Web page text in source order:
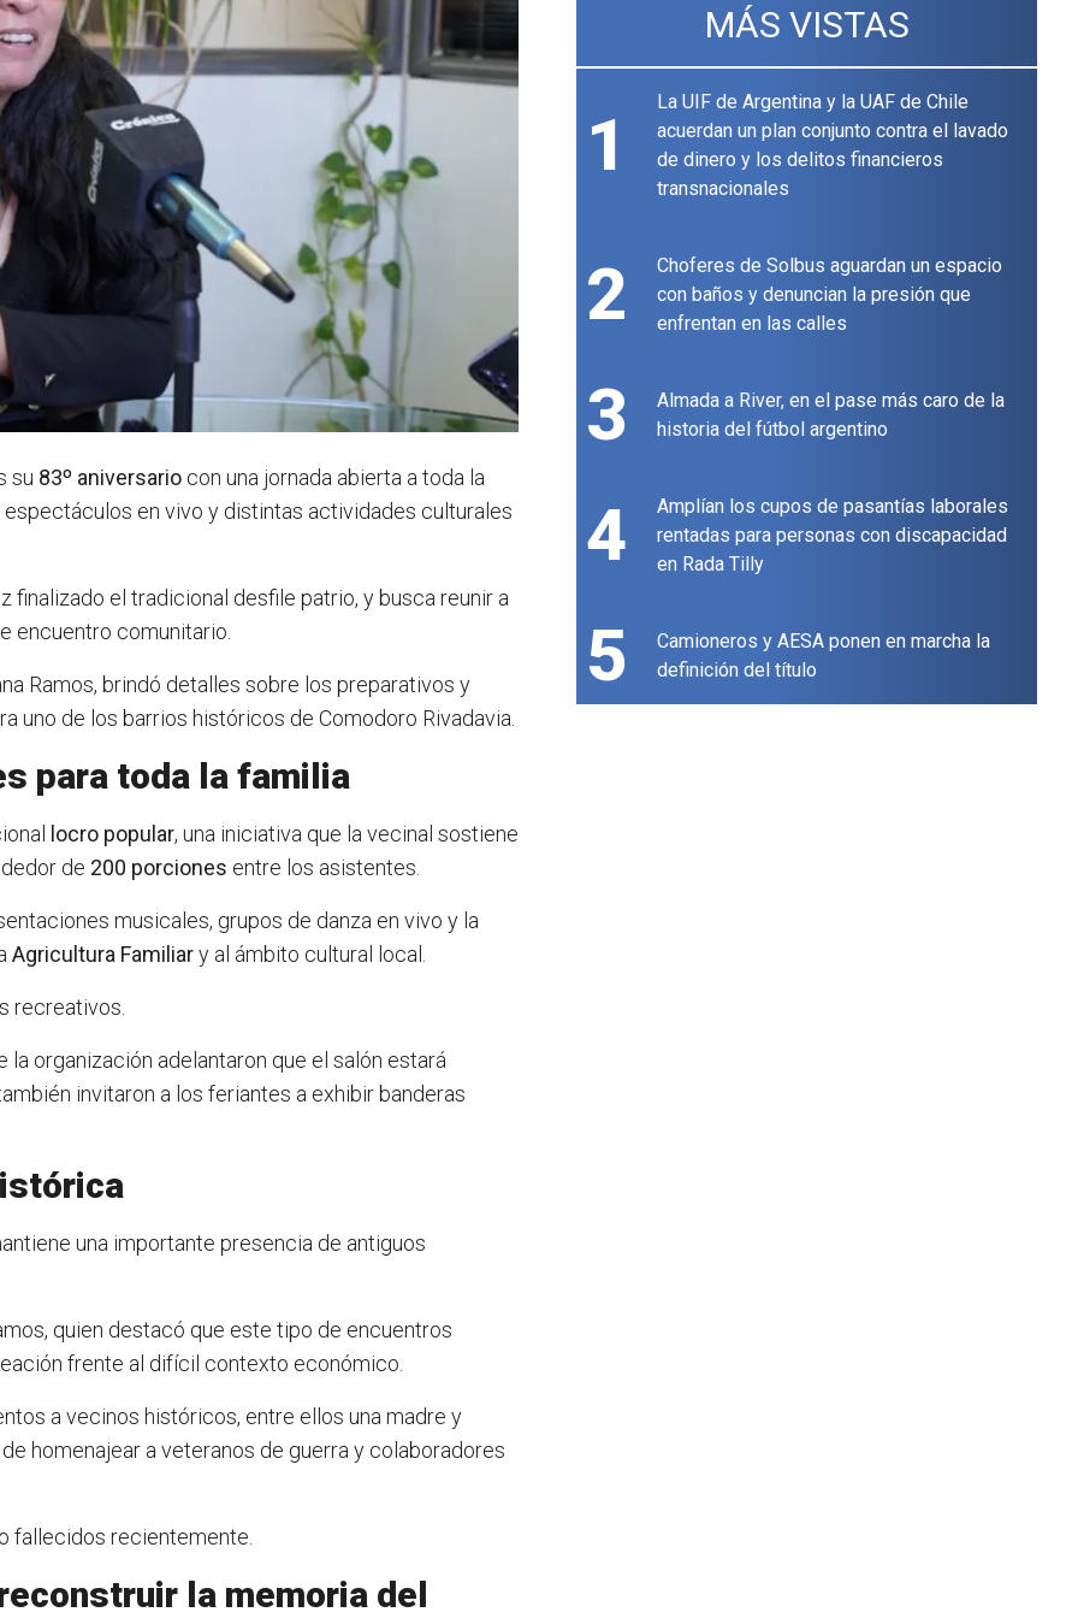
su 83º aniversario con una jornada abierta a toda la
en vivo y distintas actividades culturales
finalizado el tradicional desfile patrio, y busca reunir a
encuentro comunitario.
Ramos, brindó detalles sobre los preparativos y
uno de los barrios históricos de Comodoro Rivadavia.
para toda la familia
locro popular, una iniciativa que la vecinal sostiene
de 200 porciones entre los asistentes.
musicales, grupos de danza en vivo y la
Agricultura Familiary al ámbito cultural local.
recreativos.
organización adelantaron que el salón estará
invitaron a los feriantes a exhibir banderas
una importante presencia de antiguos
quien destacó que este tipo de encuentros
frente al difícil contexto económico.
a vecinos históricos, entre ellos una madre y
homenajear a veteranos de guerra y colaboradores
fallecidos recientemente.
la memoria del
MÁS VISTAS
1
La UIF de Argentina y la UAF de Chile
acuerdan un plan conjunto contra el lavado
de dinero y los delitos financieros
transnacionales
2
Choferes de Solbus aguardan un espacio
con baños y denuncian la presión que
enfrentan en las calles
3
Almada a River, en el pase más caro de la
historia del fútbol argentino
4
Amplían los cupos de pasantías laborales
rentadas para personas con discapacidad
en Rada Tilly
5
Camioneros y AESA ponen en marcha la
definición del título